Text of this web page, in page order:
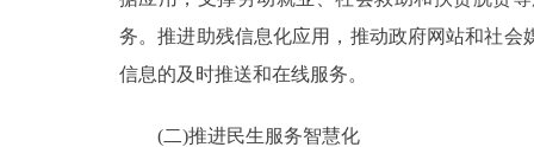
务。推进助残信息化应用，推动政府网站和社
信息的及时推送和在线服务。
(二)推进民生服务智慧化